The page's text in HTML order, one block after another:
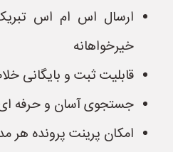
ارسال اس ام اس
خیرخواهانه
قابلیت ثبت و بایگانی
جستجوی آسان و حرفه ای
امکان پرینت پرونده هر